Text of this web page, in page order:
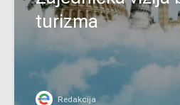
turizma
Redakcija